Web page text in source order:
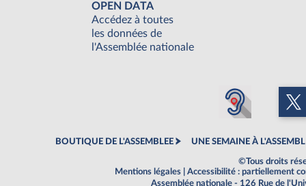
OPEN DATA
Accédez à toutes
les données de
l'Assemblée nationale
BOUTIQUE DE L'ASSEMBLEE UNE SEMAINE À
©Tous droits
Mentions légales
Accessibilité : partiellement
Assemblée nationale - 126 Rue de